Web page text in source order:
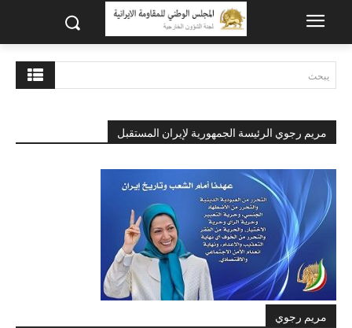
يبحث
مريم رجوي الرئيسة الجمهورية لإيران المستقبل
مريم رجوي